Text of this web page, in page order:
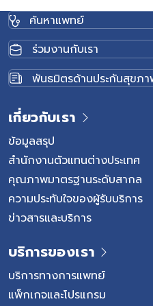
อาการ และกลุ่มเสี่ยง ไวรัสตับ
กระจายผ่านการรับประทานอา
การสัมผัสเชื้อจากมือหรือสิ่งขอ
มีสุขอนามัยไม่เหมาะสม หรือ
มาก เช่น หอพัก ค่ายทหาร โร
การใช้ภาชนะหรืออาหารร่วมกั
อาการภายในประมาณ 2–6 สั
อ่อนเพลีย คลื่นไส้ อาเจียน เบื่
โครงขวา ปัสสาวะสีเข้ม ตาเห
ของภาวะดีซ่าน แม้ผู้ป่วยส่วนใ
อาจมีความเสี่ยงต่อการเกิดอา
เฉพาะผู้สูงอายุ ผู้ที่มีโรคตับเรื้
บกพร่อง ซึ่งอาจเกิดภาวะตับอัก
การดูแลอย่างใกล้ชิดจากแพท
ค้นหาแพทย์
ร่วมงานกับเรา
พันธมิตรด้านประกันสุขภา
เกี่ยวกับเรา
ข้อมูลสรุป
สำนักงานตัวแทนต่างประเทศ
คุณภาพมาตรฐานระดับสากล
ความประทับใจของผู้รับบริการ
ข่าวสารและบริการ
บริการของเรา
บริการทางการแพทย์
แพ็กเกจและโปรแกรม